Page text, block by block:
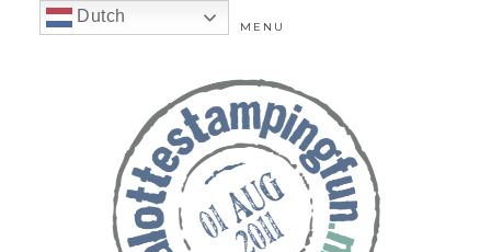
MENU
Dutch